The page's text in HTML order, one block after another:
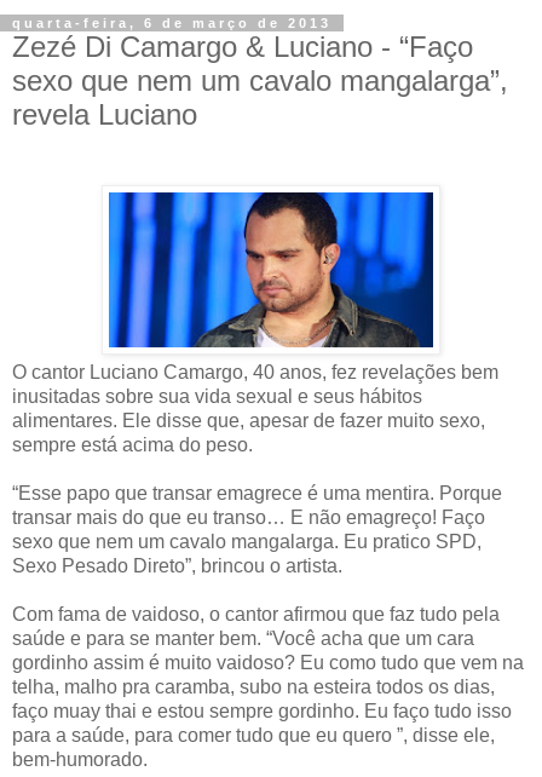
quarta-feira, 6 de março de 2013
Zezé Di Camargo & Luciano - “Faço
sexo que nem um cavalo mangalarga”,
revela Luciano
O cantor Luciano Camargo, 40 anos, fez revelações bem
inusitadas sobre sua vida sexual e seus hábitos
alimentares. Ele disse que, apesar de fazer muito sexo,
sempre está acima do peso.
“Esse papo que transar emagrece é uma mentira. Porque
transar mais do que eu transo… E não emagreço! Faço
sexo que nem um cavalo mangalarga. Eu pratico SPD,
Sexo Pesado Direto”, brincou o artista.
Com fama de vaidoso, o cantor afirmou que faz tudo pela
saúde e para se manter bem. “Você acha que um cara
gordinho assim é muito vaidoso? Eu como tudo que vem na
telha, malho pra caramba, subo na esteira todos os dias,
faço muay thai e estou sempre gordinho. Eu faço tudo isso
para a saúde, para comer tudo que eu quero ”, disse ele,
bem-humorado.